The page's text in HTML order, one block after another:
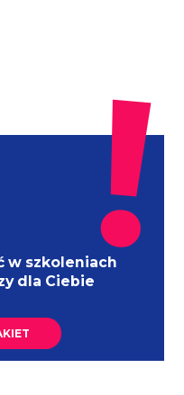
w szkoleniach
dla Ciebie